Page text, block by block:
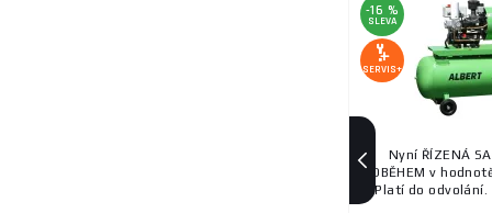
-16 %
SLEVA
SERVIS+
Nyní ŘÍZENÁ
DOBĚHEM v
Platí do odvolání.